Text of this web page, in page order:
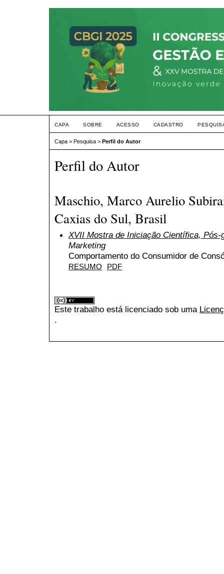
CAPA SOBRE ACESSO CADASTRO
Capa > Pesquisa > Perfil do Autor
Perfil do Autor
Maschio, Marco Aurelio
Caxias do Sul, Brasil
XVII Mostra de Iniciação Científica,
Marketing
Comportamento do Consumidor de
RESUMO PDF
Este trabalho está licenciado sob uma
.